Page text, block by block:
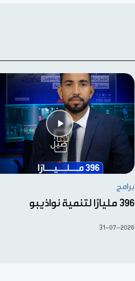
برامج
396 مليارًا لتنمية نواذيبو
31-07-2026